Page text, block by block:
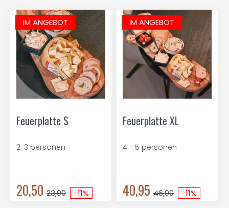
IM ANGEBOT
Feuerplatte S
2-3 personen
20,50 23,00 -11%
IM ANGEBOT
Feuerplatte XL
4 - 5 personen
40,95 46,00 -11%